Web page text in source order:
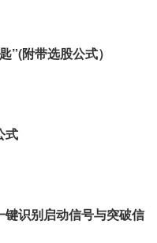
”(附带选股公式）
式
键识别启动信号与突破信